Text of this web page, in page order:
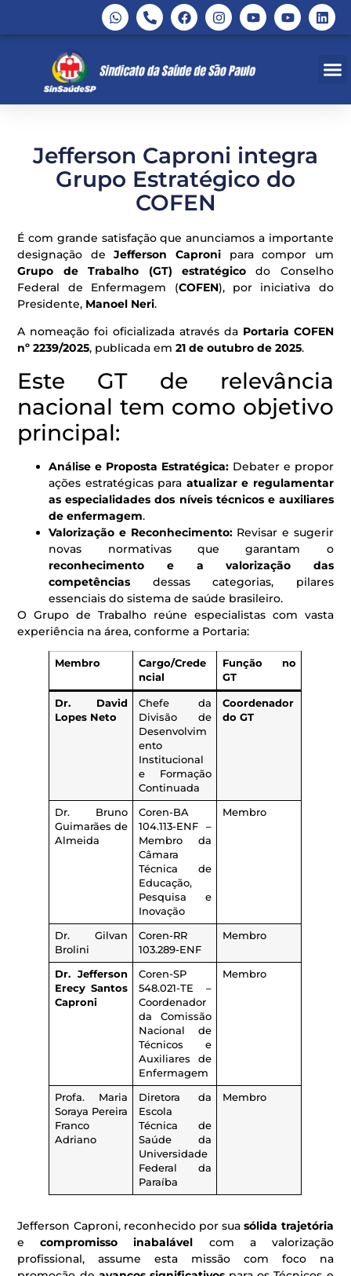
Jefferson Caproni integra
Grupo Estratégico do
COFEN
É com grande satisfação que anunciamos a importante
designação deJefferson Caproni para compor um
Grupo de Trabalho (GT) estratégicodo Conselho
Federal de Enfermagem (COFEN), por iniciativa do
Presidente, Manoel Neri.
A nomeação foi oficializada através da Portaria COFEN
nº 2239/2025, publicada em21 de outubro de 2025.
Este GT de relevância
nacional tem como objetivo
principal:
Análise e Proposta Estratégica: Debater e propor
ações estratégicas para atualizar e regulamentar
as especialidades dos níveis técnicos e auxiliares
de enfermagem.
Valorização e Reconhecimento:Revisar e sugerir
novas normativas que garantam o
reconhecimento e a valorização das
competências dessas categorias, pilares
essenciais do sistema de saúde brasileiro.
O Grupo de Trabalho reúne especialistas com vasta
experiência na área, conforme a Portaria:
Membro
Cargo/Crede
ncial
Função no
GT
Dr. David
Lopes Neto
Chefe da
Divisão de
Desenvolvim
ento
Institucional
e Formação
Continuada
Coordenador
do GT
Dr. Bruno
Guimarães de
Almeida
Coren-BA
104.113-ENF –
Membro da
Câmara
Técnica de
Educação,
Pesquisa e
Inovação
Membro
Dr. Gilvan
Brolini
Coren-RR
103.289-ENF
Membro
Dr. Jefferson
Erecy Santos
Caproni
Coren-SP
548.021-TE –
Coordenador
da Comissão
Nacional de
Técnicos e
Auxiliares de
Enfermagem
Membro
Profa. Maria
Soraya Pereira
Franco
Adriano
Diretora da
Escola
Técnica de
Saúde da
Universidade
Federal da
Paraíba
Membro
Jefferson Caproni, reconhecido por suasólida trajetória
ecompromisso inabalável com a valorização
profissional, assume esta missão com foco na